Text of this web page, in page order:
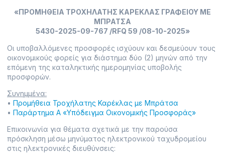
«ΠΡΟΜΗΘΕΙΑ ΤΡΟΧΗΛΑΤΗΣ ΚΑΡΕΚΛΑΣ ΓΡΑΦΕΙΟΥ ΜΕ
ΜΠΡΑΤΣΑ
5430-2025-09-767 /RFQ 59 /08-10-2025»
Οι υποβαλλόμενες προσφορές ισχύουν και δεσμεύουν τους
οικονομικούς φορείς για διάστημα δύο (2) μηνών από την
επόμενη της καταληκτικής ημερομηνίας υποβολής
προσφορών.
Συνημμένα:
• Προμήθεια Τροχήλατης Καρέκλας με Μπράτσα
• Παράρτημα Α «Υπόδειγμα Οικονομικής Προσφοράς»
Επικοινωνία για θέματα σχετικά με την παρούσα
πρόσκληση μέσω μηνύματος ηλεκτρονικού ταχυδρομείου
στις ηλεκτρονικές διευθύνσεις: